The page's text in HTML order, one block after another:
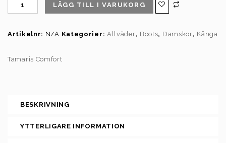
LÄGG TILL I VARUKORG
Artikelnr: N/A Kategorier: Allväder, Boots, Damskor, Känga
Tamaris Comfort
BESKRIVNING
YTTERLIGARE INFORMATION